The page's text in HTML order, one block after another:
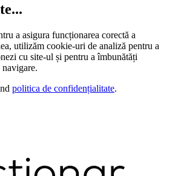
a asigura funcționarea corectă a
utilizăm cookie-uri de analiză pentru a
cu site-ul și pentru a îmbunătăți
navigare.
politica de confidențialitate.